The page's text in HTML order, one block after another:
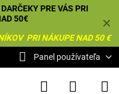
✕
PRE VÁS PRI
50€
PRI NÁKUPE NAD 50 €
Panel používateľa